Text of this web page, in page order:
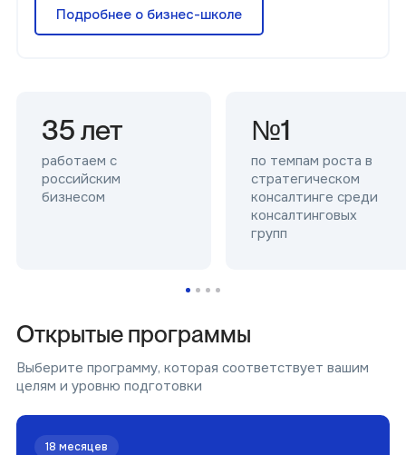
Подробнее о бизнес-школе
35 лет
работаем с
российским
бизнесом
№1
по темпам роста в
стратегическом
консалтинге среди
консалтинговых
групп
Открытыепрограммы
Выберите программу, которая соответствует вашим
целям и уровню подготовки
18 месяцев